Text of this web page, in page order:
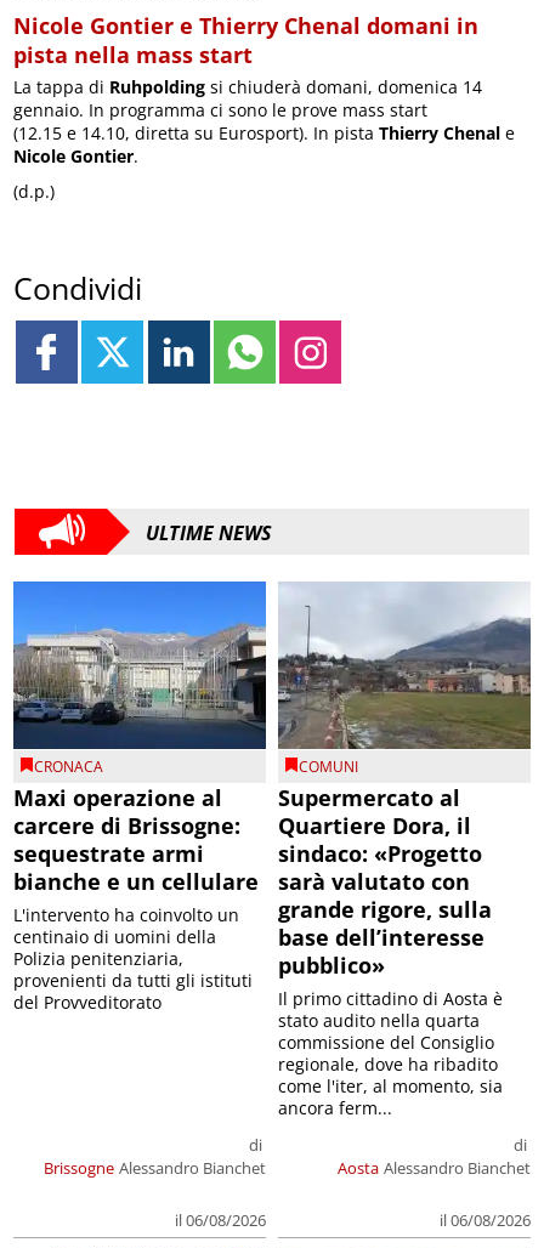
Nicole Gontier e Thierry Chenal domani in
pista nella mass start
La tappa di Ruhpolding si chiuderà domani, domenica 14
gennaio. In programma ci sono le prove mass start
(12.15 e 14.10, diretta su Eurosport). In pistaThierry Chenal e
Nicole Gontier.
(d.p.)
Condividi
ULTIME NEWS
CRONACA
Maxi operazione al
carcere di Brissogne:
sequestrate armi
bianche e un cellulare
Brissogne
di
Alessandro Bianchet
il 06/08/2026
L'intervento ha coinvolto un
centinaio di uomini della
Polizia penitenziaria,
provenienti da tutti gli istituti
del Provveditorato
COMUNI
Supermercato al
Quartiere Dora, il
sindaco: «Progetto
sarà valutato con
grande rigore, sulla
base dell’interesse
pubblico»
Aosta
di
Alessandro Bianchet
il 06/08/2026
Il primo cittadino di Aosta è
stato audito nella quarta
commissione del Consiglio
regionale, dove ha ribadito
come l'iter, al momento, sia
ancora ferm...